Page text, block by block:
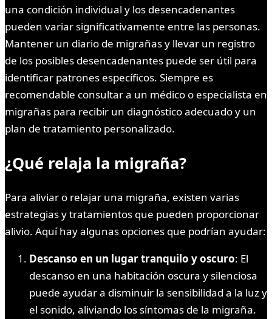
una condición individual y los desencadenantes
pueden variar significativamente entre las personas.
Mantener un diario de migrañas y llevar un registro
de los posibles desencadenantes puede ser útil para
identificar patrones específicos. Siempre es
recomendable consultar a un médico o especialista en
migrañas para recibir un diagnóstico adecuado y un
plan de tratamiento personalizado.
¿Qué relaja la migraña?
Para aliviar o relajar una migraña, existen varias
estrategias y tratamientos que pueden proporcionar
alivio. Aquí hay algunas opciones que podrían ayudar:
Descanso en un lugar tranquilo y oscuro: El
descanso en una habitación oscura y silenciosa
puede ayudar a disminuir la sensibilidad a la luz y
el sonido, aliviando los síntomas de la migraña.